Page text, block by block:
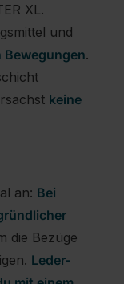
XL.
und
Bewegungen.
keine
an: Bei
die Bezüge
Leder-